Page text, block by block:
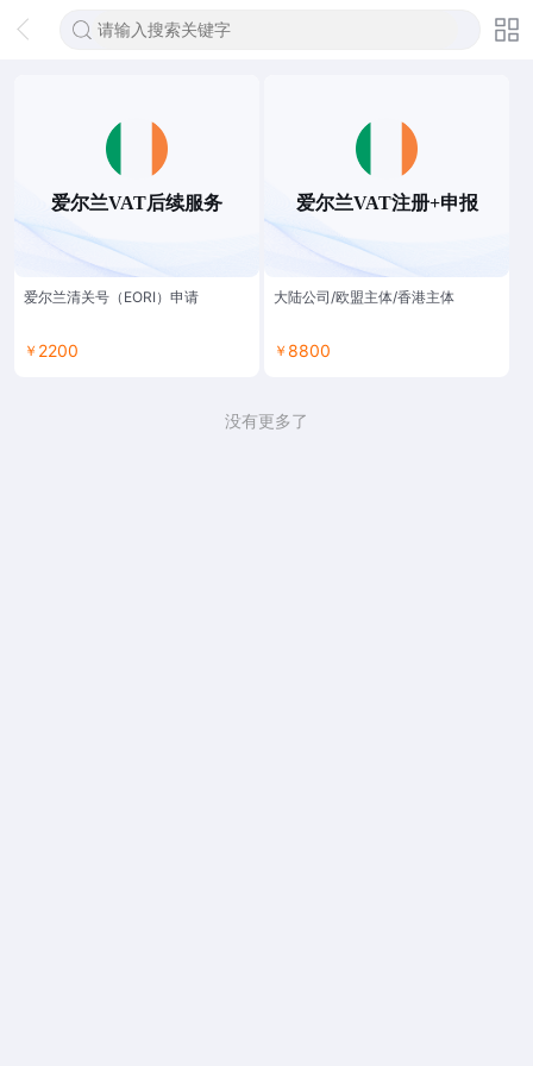
爱尔兰VAT后续服务
爱尔兰清关号（EORI）申请
￥ 2200
爱尔兰VAT注册+申报
大陆公司/欧盟主体/香港主体
￥ 8800
没有更多了